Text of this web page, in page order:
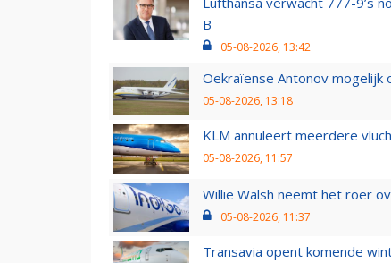
B
05-08-2026, 13:42
Oekraïense Antonov mogelijk
05-08-2026, 13:18
KLM annuleert meerdere
05-08-2026, 11:57
Willie Walsh neemt het roer
05-08-2026, 11:37
Transavia opent komende